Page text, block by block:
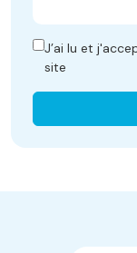
J’ai lu et
site